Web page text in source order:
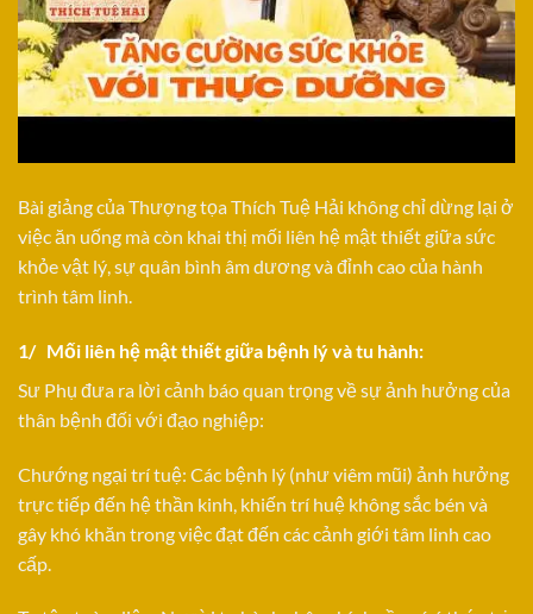
Bài giảng của Thượng tọa Thích Tuệ Hải không chỉ dừng lại ở
việc ăn uống mà còn khai thị mối liên hệ mật thiết giữa sức
khỏe vật lý, sự quân bình âm dương và đỉnh cao của hành
trình tâm linh.
1/ Mối liên hệ mật thiết giữa bệnh lý và tu hành:
Sư Phụ đưa ra lời cảnh báo quan trọng về sự ảnh hưởng của
thân bệnh đối với đạo nghiệp:
Chướng ngại trí tuệ: Các bệnh lý (như viêm mũi) ảnh hưởng
trực tiếp đến hệ thần kinh, khiến trí huệ không sắc bén và
gây khó khăn trong việc đạt đến các cảnh giới tâm linh cao
cấp.